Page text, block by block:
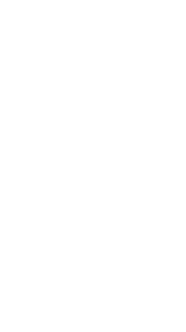
przypominającej